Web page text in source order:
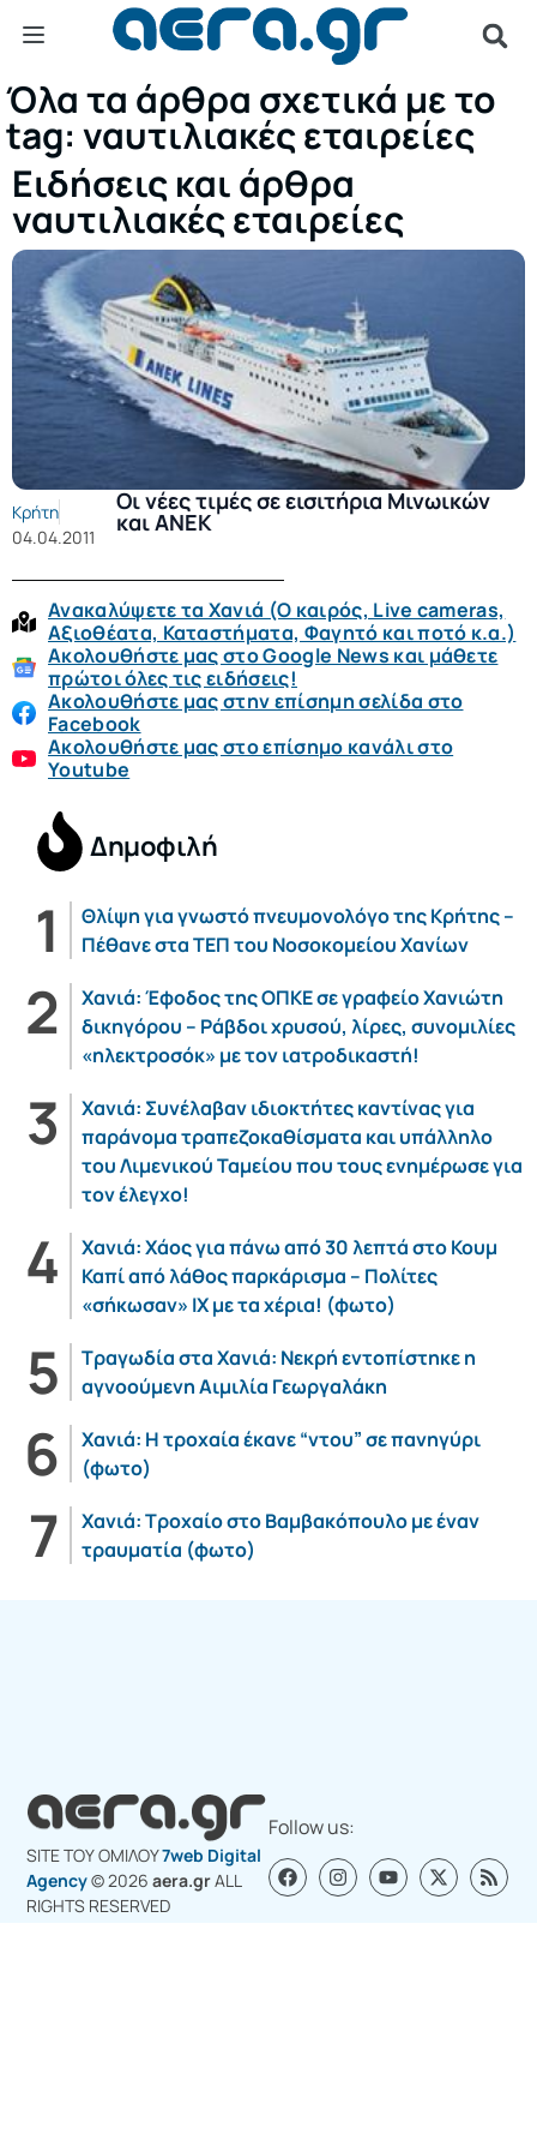
Όλα τα άρθρα σχετικά με το
tag: ναυτιλιακές εταιρείες
Ειδήσεις και άρθρα
ναυτιλιακές εταιρείες
Κρήτη
04.04.2011
Οι νέες τιμές σε εισιτήρια Μινωικών
και ΑΝΕΚ
Ανακαλύψετε τα Χανιά (O καιρός, Live cameras,
Αξιοθέατα, Καταστήματα, Φαγητό και ποτό κ.α.)
Ακολουθήστε μας στο Google News και μάθετε
πρώτοι όλες τις ειδήσεις!
Ακολουθήστε μας στην επίσημη σελίδα στο
Facebook
Ακολουθήστε μας στο επίσημο κανάλι στο
Youtube
Δημοφιλή
Θλίψη για γνωστό πνευμονολόγο της Κρήτης –
Πέθανε στα ΤΕΠ του Νοσοκομείου Χανίων
Χανιά: Έφοδος της ΟΠΚΕ σε γραφείο Χανιώτη
δικηγόρου – Ράβδοι χρυσού, λίρες, συνομιλίες
«ηλεκτροσόκ» με τον ιατροδικαστή!
Χανιά: Συνέλαβαν ιδιοκτήτες καντίνας για
παράνομα τραπεζοκαθίσματα και υπάλληλο
του Λιμενικού Ταμείου που τους ενημέρωσε για
τον έλεγχο!
Χανιά: Χάος για πάνω από 30 λεπτά στο Κουμ
Καπί από λάθος παρκάρισμα – Πολίτες
«σήκωσαν» ΙΧ με τα χέρια! (φωτο)
Τραγωδία στα Χανιά: Νεκρή εντοπίστηκε η
αγνοούμενη Αιμιλία Γεωργαλάκη
Χανιά: Η τροχαία έκανε “ντου” σε πανηγύρι
(φωτο)
Χανιά: Τροχαίο στο Βαμβακόπουλο με έναν
τραυματία (φωτο)
SITE ΤΟΥ ΟΜΙΛΟY7web Digital
Agency© 2026aera.grALL
RIGHTS RESERVED
Follow us: